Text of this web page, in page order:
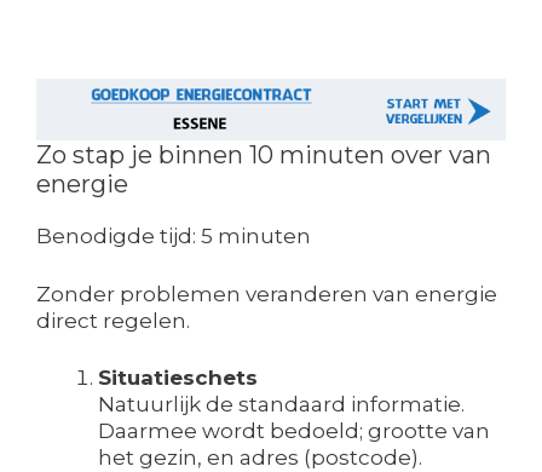
Zo stap je binnen 10 minuten over van
energie
Benodigde tijd: 5 minuten
Zonder problemen veranderen van energie
direct regelen.
Situatieschets
Natuurlijk de standaard informatie.
Daarmee wordt bedoeld; grootte van
het gezin, en adres (postcode).